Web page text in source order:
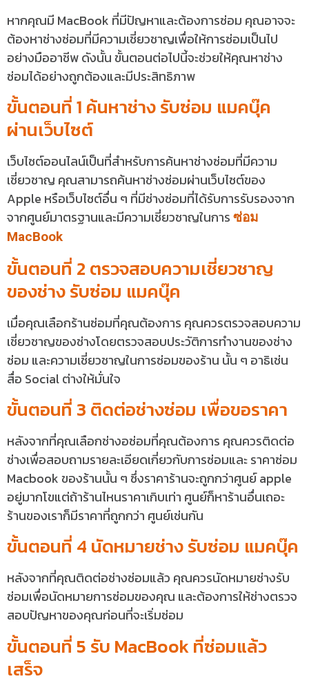
หากคุณมี MacBook ที่มีปัญหาและต้องการซ่อม คุณอาจจะ
ต้องหาช่างซ่อมที่มีความเชี่ยวชาญเพื่อให้การซ่อมเป็นไป
อย่างมืออาชีพ ดังนั้น ขั้นตอนต่อไปนี้จะช่วยให้คุณหาช่าง
ซ่อมได้อย่างถูกต้องและมีประสิทธิภาพ
ขั้นตอนที่ 1 ค้นหาช่าง รับซ่อม แมคบุ๊ค
ผ่านเว็บไซต์
เว็บไซต์ออนไลน์เป็นที่สำหรับการค้นหาช่างซ่อมที่มีความ
เชี่ยวชาญ คุณสามารถค้นหาช่างซ่อมผ่านเว็บไซต์ของ
Apple หรือเว็บไซต์อื่น ๆ ที่มีช่างซ่อมที่ได้รับการรับรองจาก
จากศูนย์มาตรฐานและมีความเชี่ยวชาญในการ ซ่อม
MacBook
ขั้นตอนที่ 2 ตรวจสอบความเชี่ยวชาญ
ของช่าง รับซ่อม แมคบุ๊ค
เมื่อคุณเลือกร้านซ่อมที่คุณต้องการ คุณควรตรวจสอบความ
เชี่ยวชาญของช่างโดยตรวจสอบประวัติการทำงานของช่าง
ซ่อม และความเชี่ยวชาญในการซ่อมของร้าน นั้น ๆ อาธิเช่น
สื่อ Social ต่างให้มั่นใจ
ขั้นตอนที่ 3 ติดต่อช่างซ่อม เพื่อขอราคา
หลังจากที่คุณเลือกช่างอซ่อมที่คุณต้องการ คุณควรติดต่อ
ช่างเพื่อสอบถามรายละเอียดเกี่ยวกับการซ่อมและ ราคาซ่อม
Macbook ของร้านนั้น ๆ ซึ่งราคาร้านจะถูกกว่าศูนย์ apple
อยู่มากโขแต่ถ้าร้านไหนราคาเกิบเท่า ศูนย์ก็หาร้านอื่นเถอะ
ร้านของเราก็มีราคาที่ถูกกว่า ศูนย์เช่นกัน
ขั้นตอนที่ 4 นัดหมายช่าง รับซ่อม แมคบุ๊ค
หลังจากที่คุณติดต่อช่างซ่อมแล้ว คุณควรนัดหมายช่างรับ
ซ่อมเพื่อนัดหมายการซ่อมของคุณ และต้องการให้ช่างตรวจ
สอบปัญหาของคุณก่อนที่จะเริ่มซ่อม
ขั้นตอนที่ 5 รับ MacBook ที่ซ่อมแล้ว
เสร็จ